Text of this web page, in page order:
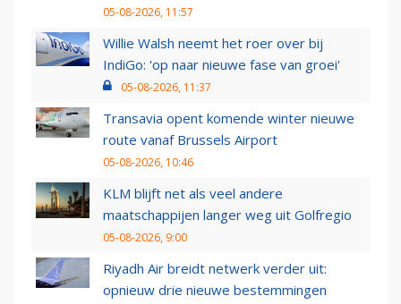
05-08-2026, 11:57
Willie Walsh neemt het roer over bij
IndiGo: 'op naar nieuwe fase van groei'
05-08-2026, 11:37
Transavia opent komende winter nieuwe
route vanaf Brussels Airport
05-08-2026, 10:46
KLM blijft net als veel andere
maatschappijen langer weg uit Golfregio
05-08-2026, 9:00
Riyadh Air breidt netwerk verder uit:
opnieuw drie nieuwe bestemmingen